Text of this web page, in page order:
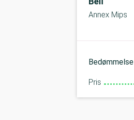
Annex Mips
Bedømmelse
Pris